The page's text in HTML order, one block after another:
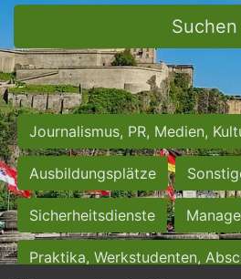
Suchen
Journalismus, PR, Medien,
Ausbildungsplätze
Sicherheitsdienste
Praktika, Werkstudenten,